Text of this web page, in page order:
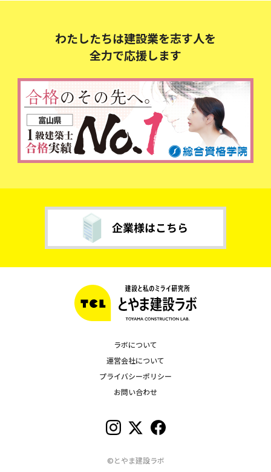
わたしたちは建設業を志す人を
全力で応援します
ラボについて
運営会社について
プライバシーポリシー
お問い合わせ
©とやま建設ラボ